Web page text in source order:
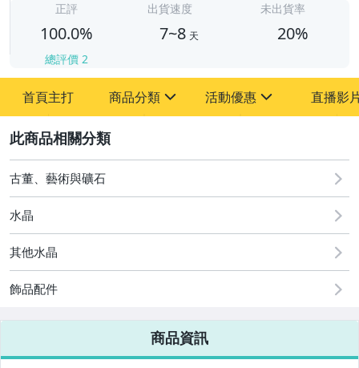
正評
100.0%
總評價 2
出貨速度
7~8 天
未出貨率
20%
首頁主打 商品分類
其它
活動優惠
[全店] 周年慶
[全店] 粉絲專享
直播影
古董、藝術與礦石
水晶
其他水晶
飾品配件
商品資訊